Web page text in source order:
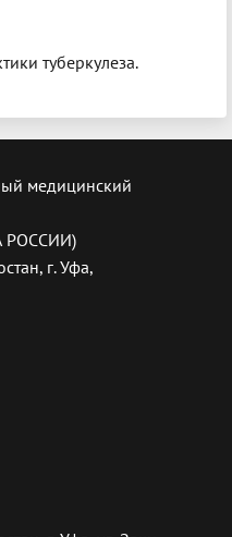
туберкулеза.
медицинский
РОССИИ)
г. Уфа,